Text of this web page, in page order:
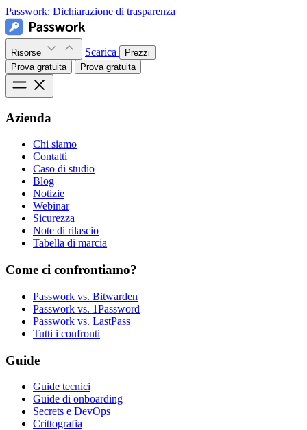
Passwork: Dichiarazione di trasparenza
Risorse Scarica
Prezzi
Prova gratuita
Prova gratuita
Azienda
Chi siamo
Contatti
Caso di studio
Blog
Notizie
Webinar
Sicurezza
Note di rilascio
Tabella di marcia
Come ci confrontiamo?
Passwork vs. Bitwarden
Passwork vs. 1Password
Passwork vs. LastPass
Tutti i confronti
Guide
Guide tecnici
Guide di onboarding
Secrets e DevOps
Crittografia